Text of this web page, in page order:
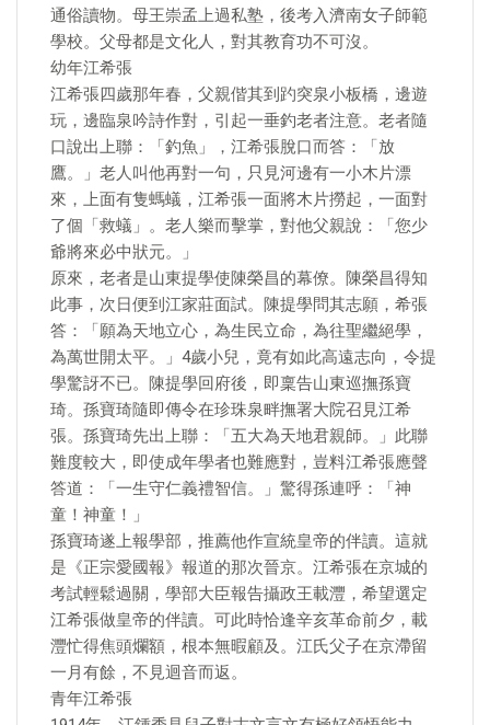
通俗讀物。母王崇孟上過私塾，後考入濟南女子師範
學校。父母都是文化人，對其教育功不可沒。
幼年江希張
江希張四歲那年春，父親偕其到趵突泉小板橋，邊遊
玩，邊臨泉吟詩作對，引起一垂釣老者注意。老者隨
口說出上聯：「釣魚」，江希張脫口而答：「放
鷹。」老人叫他再對一句，只見河邊有一小木片漂
來，上面有隻螞蟻，江希張一面將木片撈起，一面對
了個「救蟻」。老人樂而擊掌，對他父親說：「您少
爺將來必中狀元。」
原來，老者是山東提學使陳榮昌的幕僚。陳榮昌得知
此事，次日便到江家莊面試。陳提學問其志願，希張
答：「願為天地立心，為生民立命，為往聖繼絕學，
為萬世開太平。」4歲小兒，竟有如此高遠志向，令提
學驚訝不已。陳提學回府後，即稟告山東巡撫孫寶
琦。孫寶琦隨即傳令在珍珠泉畔撫署大院召見江希
張。孫寶琦先出上聯：「五大為天地君親師。」此聯
難度較大，即使成年學者也難應對，豈料江希張應聲
答道：「一生守仁義禮智信。」驚得孫連呼：「神
童！神童！」
孫寶琦遂上報學部，推薦他作宣統皇帝的伴讀。這就
是《正宗愛國報》報道的那次晉京。江希張在京城的
考試輕鬆過關，學部大臣報告攝政王載灃，希望選定
江希張做皇帝的伴讀。可此時恰逢辛亥革命前夕，載
灃忙得焦頭爛額，根本無暇顧及。江氏父子在京滯留
一月有餘，不見迴音而返。
青年江希張